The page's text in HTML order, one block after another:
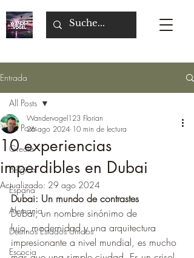
Entrada
All Posts
Grecia
Bélgica
Espana
Alemania
Destinos Estados Unidos
Escocia
All Posts
10 experiencias
imperdibles en Dubai
Wandervogel123 Florian
26 ago 2024 10 min de lectura
Actualizado: 29 ago 2024
Dubai: Un mundo de contrastes
Dubai, un nombre sinónimo de
lujo, modernidad y una arquitectura
impresionante a nivel mundial, es mucho